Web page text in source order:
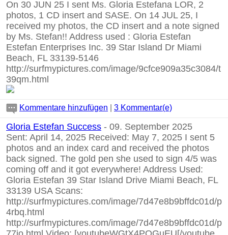
On 30 JUN 25 I sent Ms. Gloria Estefana LOR, 2
photos, 1 CD insert and SASE. On 14 JUL 25, I
received my photos, the CD insert and a note signed
by Ms. Stefan!! Address used : Gloria Estefan
Estefan Enterprises Inc. 39 Star Island Dr Miami
Beach, FL 33139-5146
http://surfmypictures.com/image/9cfce909a35c3084/t
39qm.html
Kommentare hinzufügen 3 Kommentar(e)
Gloria Estefan Success - 09. September 2025
Sent: April 14, 2025 Received: May 7, 2025 I sent 5
photos and an index card and received the photos
back signed. The gold pen she used to sign 4/5 was
coming off and it got everywhere! Address Used:
Gloria Estefan 39 Star Island Drive Miami Beach, FL
33139 USA Scans:
http://surfmypictures.com/image/7d47e8b9bffdc01d/p
4rbq.html
http://surfmypictures.com/image/7d47e8b9bffdc01d/p